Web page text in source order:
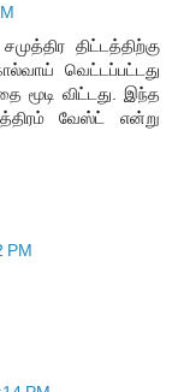
திட்டத்திற்கு
வெட்டப்பட்டது
விட்டது. இந்த
வேஸ்ட் என்று
PM